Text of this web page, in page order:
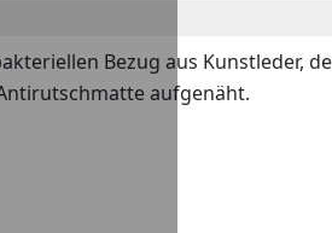
Bezug aus Kunstleder,
aufgenäht.